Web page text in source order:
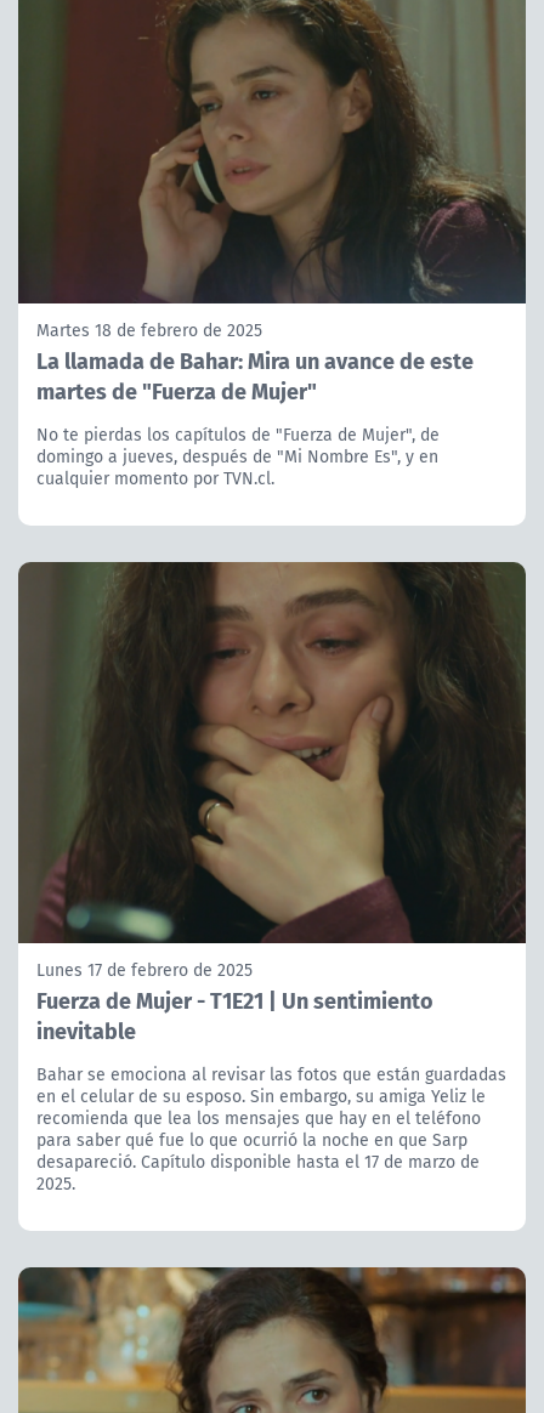
Martes 18 de febrero de 2025
La llamada de Bahar: Mira un avance de este
martes de "Fuerza de Mujer"
No te pierdas los capítulos de "Fuerza de Mujer", de
domingo a jueves, después de "Mi Nombre Es", y en
cualquier momento por TVN.cl.
Lunes 17 de febrero de 2025
Fuerza de Mujer - T1E21 | Un sentimiento
inevitable
Bahar se emociona al revisar las fotos que están guardadas
en el celular de su esposo. Sin embargo, su amiga Yeliz le
recomienda que lea los mensajes que hay en el teléfono
para saber qué fue lo que ocurrió la noche en que Sarp
desapareció. Capítulo disponible hasta el 17 de marzo de
2025.